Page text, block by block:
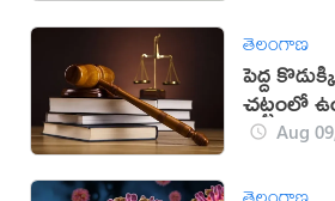
తెలంగాణ
పెద్ద
చట్టంలో
Aug